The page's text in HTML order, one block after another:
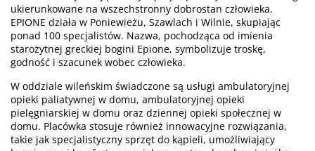
ukierunkowane na wszechstronny dobrostan człowieka.
EPIONE działa w Poniewieżu, Szawlach i Wilnie, skupiając
ponad 100 specjalistów. Nazwa, pochodząca od imienia
starożytnej greckiej bogini Epione, symbolizuje troskę,
godność i szacunek wobec człowieka.
W oddziale wileńskim świadczone są usługi ambulatoryjnej
opieki paliatywnej w domu, ambulatoryjnej opieki
pielęgniarskiej w domu oraz dziennej opieki społecznej w
domu. Placówka stosuje również innowacyjne rozwiązania,
takie jak specjalistyczny sprzęt do kąpieli, umożliwiający